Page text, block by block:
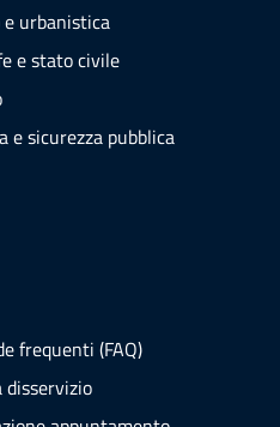
e urbanistica
e stato civile
e sicurezza pubblica
frequenti (FAQ)
disservizio